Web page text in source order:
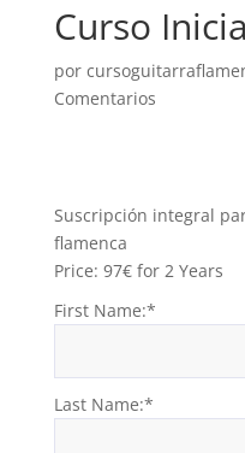
Curso
por
Comentarios
Suscripción integral
flamenca
Price: 97€ for 2 Years
First Name:*
Last Name:*